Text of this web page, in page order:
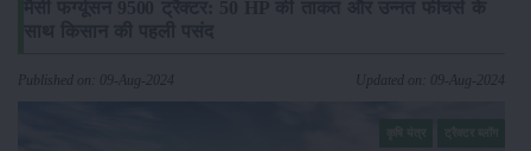
Published on: 09-Aug-2024 Updated on: 09-Aug-2024